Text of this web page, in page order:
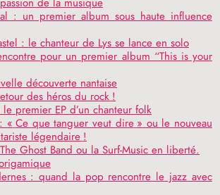
: un premier album sous haute influence
: le chanteur de Lys se lance en solo
pour un premier album “This is your
découverte nantaise
des héros du rock !
le premier EP d’un chanteur folk
« Ce que tanguer veut dire » ou le nouveau
légendaire !
Ghost Band ou la Surf-Music en liberté.
: quand la pop rencontre le jazz avec